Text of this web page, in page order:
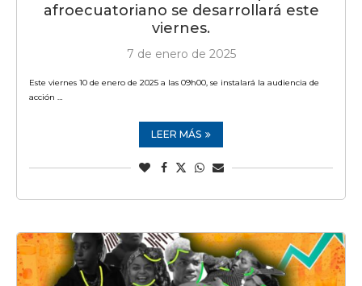
afroecuatoriano se desarrollará este
viernes.
7 de enero de 2025
Este viernes 10 de enero de 2025 a las 09h00, se instalará la audiencia de
acción …
LEER MÁS